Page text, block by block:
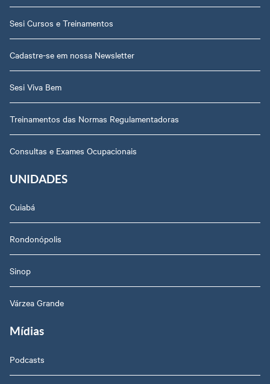
Sesi Cursos e Treinamentos
Cadastre-se em nossa Newsletter
Sesi Viva Bem
Treinamentos das Normas Regulamentadoras
Consultas e Exames Ocupacionais
UNIDADES
Cuiabá
Rondonópolis
Sinop
Várzea Grande
Mídias
Podcasts